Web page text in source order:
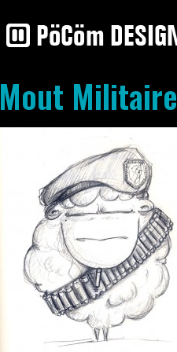
Mout Militaire